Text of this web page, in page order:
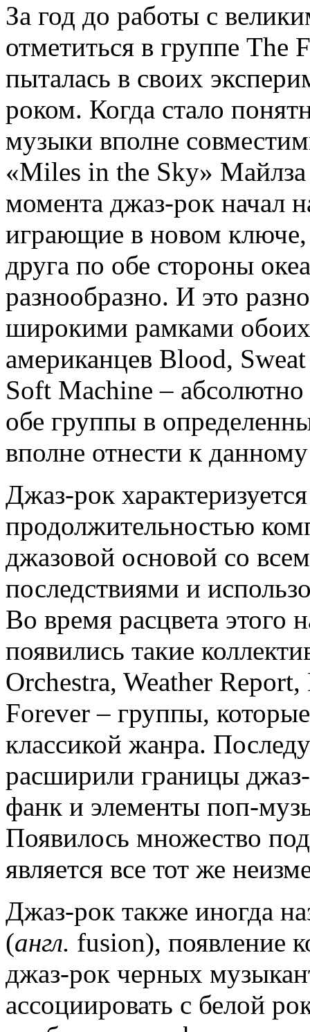
За год до работы с
отметиться в группе The
пыталась в своих
роком. Когда стало
музыки вполне
«Miles in the Sky»
момента джаз-рок начал
играющие в новом ключе,
друга по обе стороны
разнообразно. И это
широкими рамками
американцев Blood,
Soft Machine –
обе группы в
вполне отнести к
Джаз-рок
продолжительностью
джазовой основой со
последствиями и
Во время расцвета этого
появились такие
Orchestra, Weather
Forever – группы,
классикой жанра.
расширили границы
фанк и элементы поп-
Появилось множество
является все тот же
Джаз-рок также иногда
(англ. fusion), появление
джаз-рок черных
ассоциировать с белой